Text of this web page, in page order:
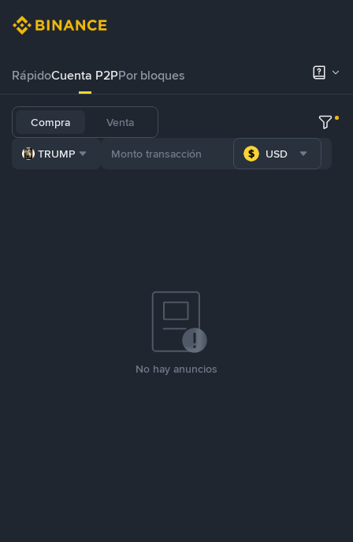
RápidoCuenta P2PPor bloques
Compra Venta
TRUMP USD
No hay anuncios